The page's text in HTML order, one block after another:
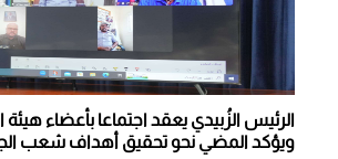
الرئيس الزُبيدي يعقد اجتماعا بأعضاء هيئة
ويؤكد المضي نحو تحقيق أهداف شعب